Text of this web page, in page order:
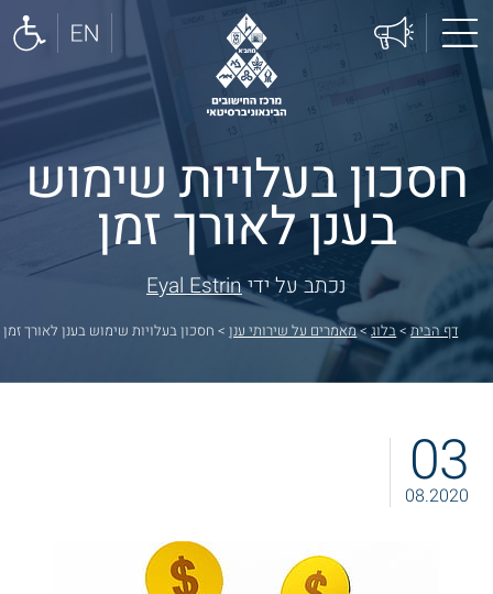
דף הבית>בלוג>מאמרים על שירותי ענן> חסכון בעלויות שימוש בענן לאורך זמן
חסכון בעלויות שימוש
בענן לאורך זמן
נכתב על ידיEyal Estrin
03
08.2020